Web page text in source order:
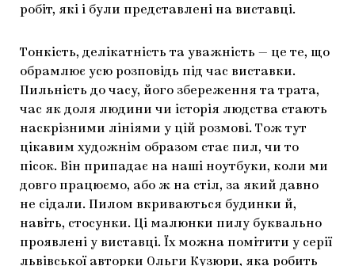
робіт, які і були представлені на виставці.
Тонкість, делікатність та уважність — це те, що
обрамлює усю розповідь під час виставки.
Пильність до часу, його збереження та трата,
час як доля людини чи історія людства стають
наскрізними лініями у цій розмові. Тож тут
цікавим художнім образом стає пил, чи то
пісок. Він припадає на наші ноутбуки, коли ми
довго працюємо, або ж на стіл, за який давно
не сідали. Пилом вкриваються будинки й,
навіть, стосунки. Ці малюнки пилу буквально
проявлені у виставці. Їх можна помітити у серії
львівської авторки Ольги Кузюри, яка робить